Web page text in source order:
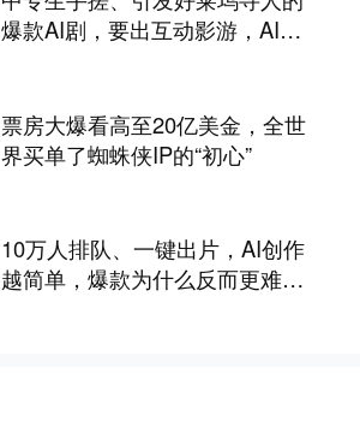
爆款AI剧，要出互动影游，AI剧
票房大爆看高至20亿美金，全世
界买单了蜘蛛侠IP的“初心”
10万人排队、一键出片，AI创作
越简单，爆款为什么反而更难做